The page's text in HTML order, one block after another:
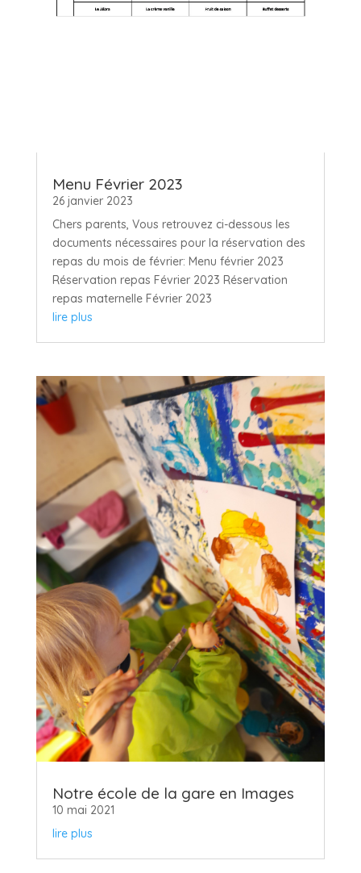
Menu Février 2023
26 janvier 2023
Chers parents, Vous retrouvez ci-dessous les
documents nécessaires pour la réservation des
repas du mois de février: Menu février 2023
Réservation repas Février 2023 Réservation
repas maternelle Février 2023
lire plus
Notre école de la gare en Images
10 mai 2021
lire plus